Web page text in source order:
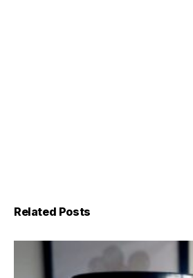
Related Posts